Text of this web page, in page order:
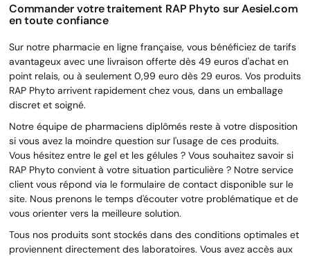
Commander votre traitement RAP Phyto sur Aesiel.com
en toute confiance
Sur notre pharmacie en ligne française, vous bénéficiez de tarifs
avantageux avec une livraison offerte dès 49 euros d'achat en
point relais, ou à seulement 0,99 euro dès 29 euros. Vos produits
RAP Phyto arrivent rapidement chez vous, dans un emballage
discret et soigné.
Notre équipe de pharmaciens diplômés reste à votre disposition
si vous avez la moindre question sur l'usage de ces produits.
Vous hésitez entre le gel et les gélules ? Vous souhaitez savoir si
RAP Phyto convient à votre situation particulière ? Notre service
client vous répond via le formulaire de contact disponible sur le
site. Nous prenons le temps d'écouter votre problématique et de
vous orienter vers la meilleure solution.
Tous nos produits sont stockés dans des conditions optimales et
proviennent directement des laboratoires. Vous avez accès aux